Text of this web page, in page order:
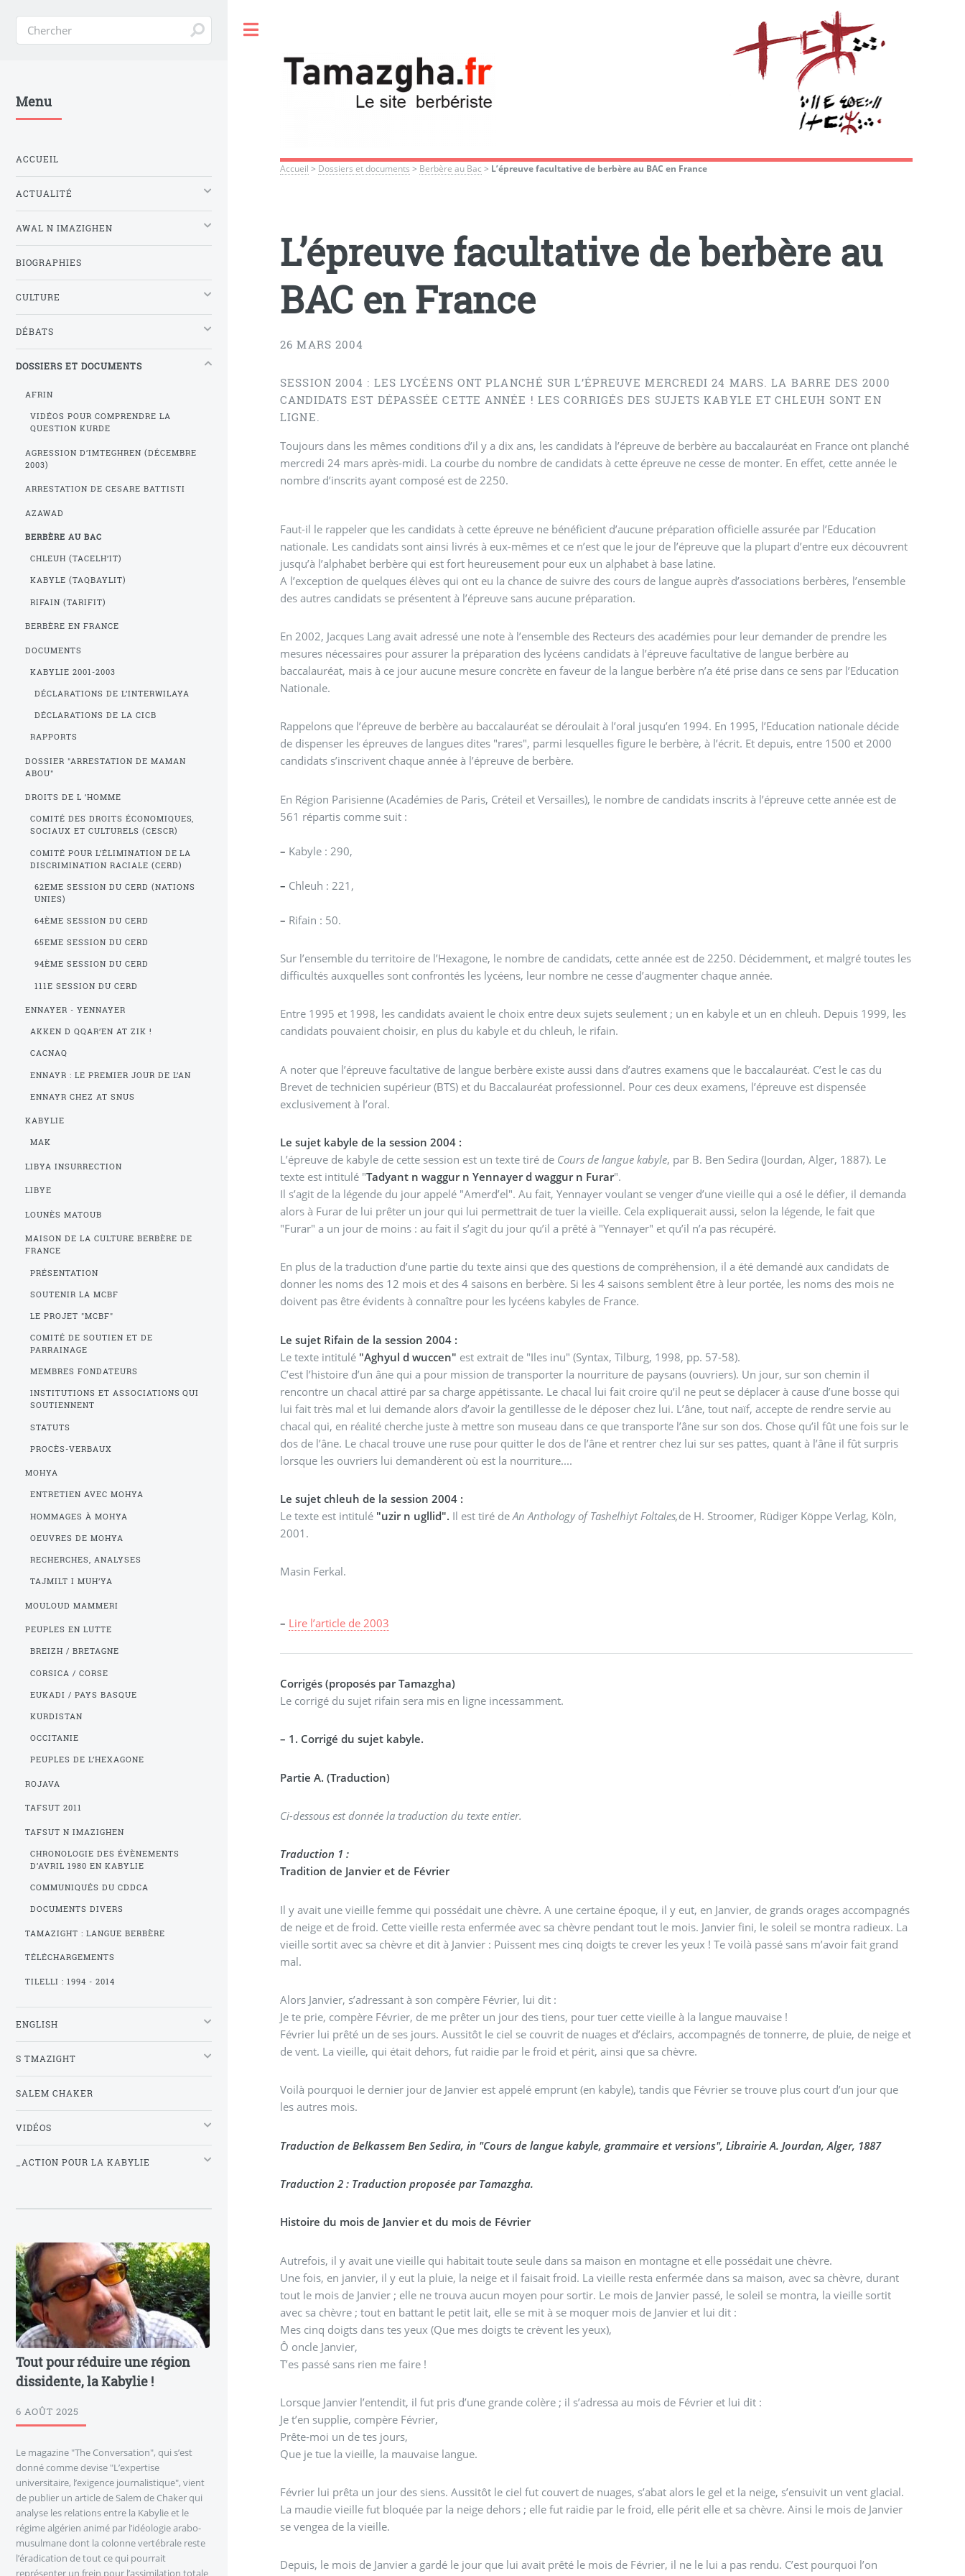
Accueil > Dossiers et documents > Berbère au Bac > L’épreuve facultative de berbère au BAC en France
L’épreuve facultative de berbère au
BAC en France
26 MARS 2004
SESSION 2004 : LES LYCÉENS ONT PLANCHÉ SUR L’ÉPREUVE MERCREDI 24 MARS. LA BARRE DES 2000
CANDIDATS EST DÉPASSÉE CETTE ANNÉE ! LES CORRIGÉS DES SUJETS KABYLE ET CHLEUH SONT EN
LIGNE.
Toujours dans les mêmes conditions d’il y a dix ans, les candidats à l’épreuve de berbère au baccalauréat en France ont planché
mercredi 24 mars après-midi. La courbe du nombre de candidats à cette épreuve ne cesse de monter. En effet, cette année le
nombre d’inscrits ayant composé est de 2250.
Faut-il le rappeler que les candidats à cette épreuve ne bénéficient d’aucune préparation officielle assurée par l’Education
nationale. Les candidats sont ainsi livrés à eux-mêmes et ce n’est que le jour de l’épreuve que la plupart d’entre eux découvrent
jusqu’à l’alphabet berbère qui est fort heureusement pour eux un alphabet à base latine.
A l’exception de quelques élèves qui ont eu la chance de suivre des cours de langue auprès d’associations berbères, l’ensemble
des autres candidats se présentent à l’épreuve sans aucune préparation.
En 2002, Jacques Lang avait adressé une note à l’ensemble des Recteurs des académies pour leur demander de prendre les
mesures nécessaires pour assurer la préparation des lycéens candidats à l’épreuve facultative de langue berbère au
baccalauréat, mais à ce jour aucune mesure concrète en faveur de la langue berbère n’a été prise dans ce sens par l’Education
Nationale.
Rappelons que l’épreuve de berbère au baccalauréat se déroulait à l’oral jusqu’en 1994. En 1995, l’Education nationale décide
de dispenser les épreuves de langues dites "rares", parmi lesquelles figure le berbère, à l’écrit. Et depuis, entre 1500 et 2000
candidats s’inscrivent chaque année à l’épreuve de berbère.
En Région Parisienne (Académies de Paris, Créteil et Versailles), le nombre de candidats inscrits à l’épreuve cette année est de
561 répartis comme suit :
– Kabyle : 290,
– Chleuh : 221,
– Rifain : 50.
Sur l’ensemble du territoire de l’Hexagone, le nombre de candidats, cette année est de 2250. Décidemment, et malgré toutes les
difficultés auxquelles sont confrontés les lycéens, leur nombre ne cesse d’augmenter chaque année.
Entre 1995 et 1998, les candidats avaient le choix entre deux sujets seulement ; un en kabyle et un en chleuh. Depuis 1999, les
candidats pouvaient choisir, en plus du kabyle et du chleuh, le rifain.
A noter que l’épreuve facultative de langue berbère existe aussi dans d’autres examens que le baccalauréat. C’est le cas du
Brevet de technicien supérieur (BTS) et du Baccalauréat professionnel. Pour ces deux examens, l’épreuve est dispensée
exclusivement à l’oral.
Le sujet kabyle de la session 2004 :
L’épreuve de kabyle de cette session est un texte tiré de Cours de langue kabyle, par B. Ben Sedira (Jourdan, Alger, 1887). Le
texte est intitulé "Tadyant n waggur n Yennayer d waggur n Furar".
Il s’agit de la légende du jour appelé "Amerd’el". Au fait, Yennayer voulant se venger d’une vieille qui a osé le défier, il demanda
alors à Furar de lui prêter un jour qui lui permettrait de tuer la vieille. Cela expliquerait aussi, selon la légende, le fait que
"Furar" a un jour de moins : au fait il s’agit du jour qu’il a prêté à "Yennayer" et qu’il n’a pas récupéré.
En plus de la traduction d’une partie du texte ainsi que des questions de compréhension, il a été demandé aux candidats de
donner les noms des 12 mois et des 4 saisons en berbère. Si les 4 saisons semblent être à leur portée, les noms des mois ne
doivent pas être évidents à connaître pour les lycéens kabyles de France.
Le sujet Rifain de la session 2004 :
Le texte intitulé "Aghyul d wuccen" est extrait de "Iles inu" (Syntax, Tilburg, 1998, pp. 57-58).
C’est l’histoire d’un âne qui a pour mission de transporter la nourriture de paysans (ouvriers). Un jour, sur son chemin il
rencontre un chacal attiré par sa charge appétissante. Le chacal lui fait croire qu’il ne peut se déplacer à cause d’une bosse qui
lui fait très mal et lui demande alors d’avoir la gentillesse de le déposer chez lui. L’âne, tout naïf, accepte de rendre servie au
chacal qui, en réalité cherche juste à mettre son museau dans ce que transporte l’âne sur son dos. Chose qu’il fût une fois sur le
dos de l’âne. Le chacal trouve une ruse pour quitter le dos de l’âne et rentrer chez lui sur ses pattes, quant à l’âne il fût surpris
lorsque les ouvriers lui demandèrent où est la nourriture....
Le sujet chleuh de la session 2004 :
Le texte est intitulé "uzir n ugllid". Il est tiré deAn Anthology of Tashelhiyt Foltales,de H. Stroomer, Rüdiger Köppe Verlag, Köln,
2001.
Masin Ferkal.
– Lire l’article de 2003
Corrigés (proposés par Tamazgha)
Le corrigé du sujet rifain sera mis en ligne incessamment.
– 1. Corrigé du sujet kabyle.
Partie A. (Traduction)
Ci-dessous est donnée la traduction du texte entier.
Traduction 1 :
Tradition de Janvier et de Février
Il y avait une vieille femme qui possédait une chèvre. A une certaine époque, il y eut, en Janvier, de grands orages accompagnés
de neige et de froid. Cette vieille resta enfermée avec sa chèvre pendant tout le mois. Janvier fini, le soleil se montra radieux. La
vieille sortit avec sa chèvre et dit à Janvier : Puissent mes cinq doigts te crever les yeux ! Te voilà passé sans m’avoir fait grand
mal.
Alors Janvier, s’adressant à son compère Février, lui dit :
Je te prie, compère Février, de me prêter un jour des tiens, pour tuer cette vieille à la langue mauvaise !
Février lui prêté un de ses jours. Aussitôt le ciel se couvrit de nuages et d’éclairs, accompagnés de tonnerre, de pluie, de neige et
de vent. La vieille, qui était dehors, fut raidie par le froid et périt, ainsi que sa chèvre.
Voilà pourquoi le dernier jour de Janvier est appelé emprunt (en kabyle), tandis que Février se trouve plus court d’un jour que
les autres mois.
Traduction de Belkassem Ben Sedira, in "Cours de langue kabyle, grammaire et versions", Librairie A. Jourdan, Alger, 1887
Traduction 2 : Traduction proposée par Tamazgha.
Histoire du mois de Janvier et du mois de Février
Autrefois, il y avait une vieille qui habitait toute seule dans sa maison en montagne et elle possédait une chèvre.
Une fois, en janvier, il y eut la pluie, la neige et il faisait froid. La vieille resta enfermée dans sa maison, avec sa chèvre, durant
tout le mois de Janvier ; elle ne trouva aucun moyen pour sortir. Le mois de Janvier passé, le soleil se montra, la vieille sortit
avec sa chèvre ; tout en battant le petit lait, elle se mit à se moquer mois de Janvier et lui dit :
Mes cinq doigts dans tes yeux (Que mes doigts te crèvent les yeux),
Ô oncle Janvier,
T’es passé sans rien me faire !
Lorsque Janvier l’entendit, il fut pris d’une grande colère ; il s’adressa au mois de Février et lui dit :
Je t’en supplie, compère Février,
Prête-moi un de tes jours,
Que je tue la vieille, la mauvaise langue.
Février lui prêta un jour des siens. Aussitôt le ciel fut couvert de nuages, s’abat alors le gel et la neige, s’ensuivit un vent glacial.
La maudie vieille fut bloquée par la neige dehors ; elle fut raidie par le froid, elle périt elle et sa chèvre. Ainsi le mois de Janvier
se vengea de la vieille.
Depuis, le mois de Janvier a gardé le jour que lui avait prêté le mois de Février, il ne le lui a pas rendu. C’est pourquoi l’on
Menu
ACCUEIL
ACTUALITÉ
AWAL N IMAZIGHEN
BIOGRAPHIES
CULTURE
DÉBATS
DOSSIERS ET DOCUMENTS
AFRIN
VIDÉOS POUR COMPRENDRE LA
QUESTION KURDE
AGRESSION D’IMTEGHREN (DÉCEMBRE
2003)
ARRESTATION DE CESARE BATTISTI
AZAWAD
BERBÈRE AU BAC
CHLEUH (TACELH’IT)
KABYLE (TAQBAYLIT)
RIFAIN (TARIFIT)
BERBÈRE EN FRANCE
DOCUMENTS
KABYLIE 2001-2003
DÉCLARATIONS DE L’INTERWILAYA
DÉCLARATIONS DE LA CICB
RAPPORTS
DOSSIER "ARRESTATION DE MAMAN
ABOU"
DROITS DE L ’HOMME
COMITÉ DES DROITS ÉCONOMIQUES,
SOCIAUX ET CULTURELS (CESCR)
COMITÉ POUR L’ÉLIMINATION DE LA
DISCRIMINATION RACIALE (CERD)
62EME SESSION DU CERD (NATIONS
UNIES)
64ÈME SESSION DU CERD
65EME SESSION DU CERD
94ÈME SESSION DU CERD
111E SESSION DU CERD
ENNAYER - YENNAYER
AKKEN D QQAR’EN AT ZIK !
CACNAQ
ENNAYR : LE PREMIER JOUR DE L’AN
ENNAYR CHEZ AT SNUS
KABYLIE
MAK
LIBYA INSURRECTION
LIBYE
LOUNÈS MATOUB
MAISON DE LA CULTURE BERBÈRE DE
FRANCE
PRÉSENTATION
SOUTENIR LA MCBF
LE PROJET "MCBF"
COMITÉ DE SOUTIEN ET DE
PARRAINAGE
MEMBRES FONDATEURS
INSTITUTIONS ET ASSOCIATIONS QUI
SOUTIENNENT
STATUTS
PROCÈS-VERBAUX
MOHYA
ENTRETIEN AVEC MOHYA
HOMMAGES À MOHYA
OEUVRES DE MOHYA
RECHERCHES, ANALYSES
TAJMILT I MUH’YA
MOULOUD MAMMERI
PEUPLES EN LUTTE
BREIZH / BRETAGNE
CORSICA / CORSE
EUKADI / PAYS BASQUE
KURDISTAN
OCCITANIE
PEUPLES DE L’HEXAGONE
ROJAVA
TAFSUT 2011
TAFSUT N IMAZIGHEN
CHRONOLOGIE DES ÉVÈNEMENTS
D’AVRIL 1980 EN KABYLIE
COMMUNIQUÉS DU CDDCA
DOCUMENTS DIVERS
TAMAZIGHT : LANGUE BERBÈRE
TÉLÉCHARGEMENTS
TILELLI : 1994 - 2014
ENGLISH
S TMAZIGHT
SALEM CHAKER
VIDÉOS
_ACTION POUR LA KABYLIE
Tout pour réduire une région
dissidente, la Kabylie !
6 AOÛT 2025
Le magazine "The Conversation", qui s’est
donné comme devise "L’expertise
universitaire, l’exigence journalistique", vient
de publier un article de Salem de Chaker qui
analyse les relations entre la Kabylie et le
régime algérien animé par l’idéologie arabo-
musulmane dont la colonne vertébrale reste
l’éradication de tout ce qui pourrait
représenter un frein pour l’assimilation totale